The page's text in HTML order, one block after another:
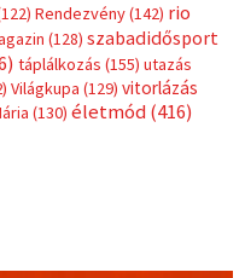
Rendezvény(142) rio
(128) szabadidősport
táplálkozás (155) utazás
Világkupa (129) vitorlázás
(130) életmód(416)